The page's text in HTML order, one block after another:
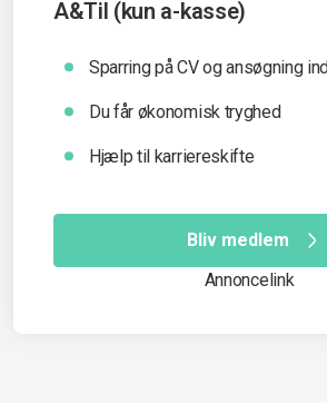
A&Til (kun a-kasse)
Sparring på CV og ansøgning
Du får økonomisk tryghed
Hjælp til karriereskifte
Bliv medlem
Annoncelink